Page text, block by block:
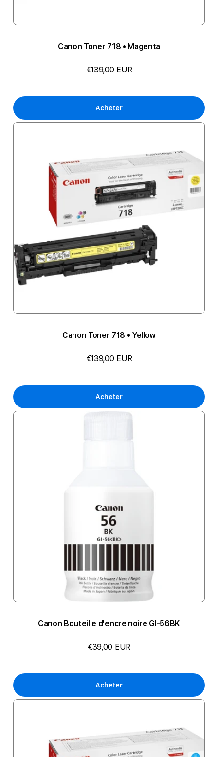
Canon Toner 718 • Magenta
€139,00 EUR
Acheter
Canon Toner 718 • Yellow
€139,00 EUR
Acheter
Canon Bouteille d'encre noire GI-56BK
€39,00 EUR
Acheter